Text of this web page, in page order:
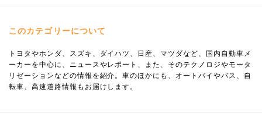
このカテゴリーについて
トヨタやホンダ、スズキ、ダイハツ、日産、マツダなど、国内自動車メ
ーカーを中心に、ニュースやレポート、また、そのテクノロジやモータ
リゼーションなどの情報を紹介。車のほかにも、オートバイやバス、自
転車、高速道路情報もお届けします。